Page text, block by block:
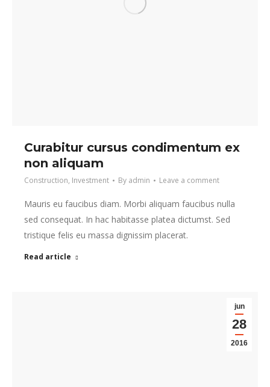
Curabitur cursus condimentum ex
non aliquam
Construction, Investment By admin Leave a comment
Mauris eu faucibus diam. Morbi aliquam faucibus nulla
sed consequat. In hac habitasse platea dictumst. Sed
tristique felis eu massa dignissim placerat.
Read article
jun
28
2016